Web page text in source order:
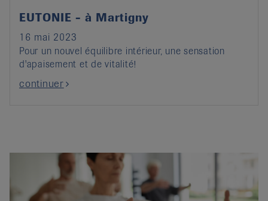
EUTONIE - à Martigny
16 mai 2023
Pour un nouvel équilibre intérieur, une sensation
d'apaisement et de vitalité!
continuer